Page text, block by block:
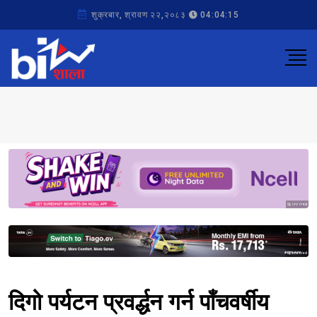
शुक्रबार, श्रावण २२,२०८३ 04:04:15
Sponsored
Sponsored
दिगो पर्यटन प्रवर्द्धन गर्न पाँचवर्षीय